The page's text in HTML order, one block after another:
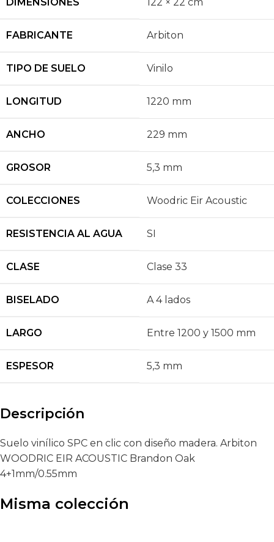
DIMENSIONES 122 × 22 cm
FABRICANTE Arbiton
TIPO DE SUELO Vinilo
LONGITUD 1220 mm
ANCHO 229 mm
GROSOR 5,3 mm
COLECCIONES Woodric Eir Acoustic
RESISTENCIA AL AGUA SI
CLASE Clase 33
BISELADO A 4 lados
LARGO Entre 1200 y 1500 mm
ESPESOR 5,3 mm
Descripción
Suelo vinílico SPC en clic con diseño madera. Arbiton
WOODRIC EIR ACOUSTIC Brandon Oak
4+1mm/0.55mm
Misma colección